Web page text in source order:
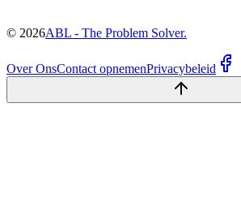
© 2026ABL - The Problem Solver.
Over OnsContact opnemenPrivacybeleid